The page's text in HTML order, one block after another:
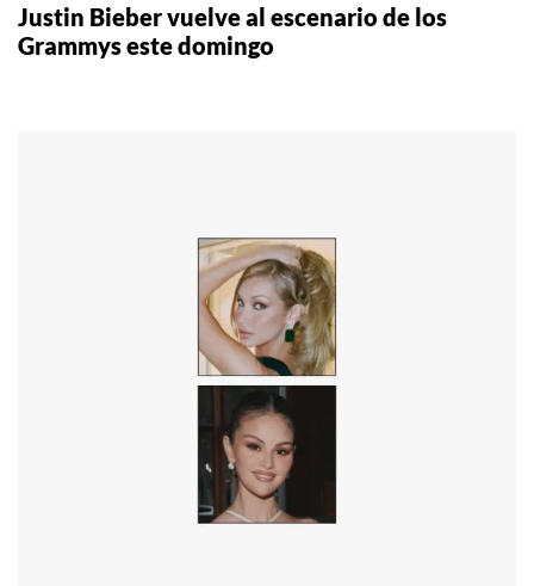
Justin Bieber vuelve al escenario de los
Grammys este domingo